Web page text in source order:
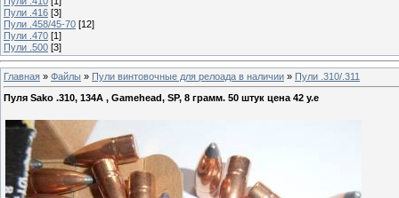
Пули .416 [3]
Пули .458/45-70 [12]
Пули .470 [1]
Пули .500 [3]
Главная » Файлы » Пули винтовочные для релоада в наличии » Пули .310/.311
Пуля Sako .310, 134A , Gamehead, SP, 8 грамм. 50 штук цена 42 у.е